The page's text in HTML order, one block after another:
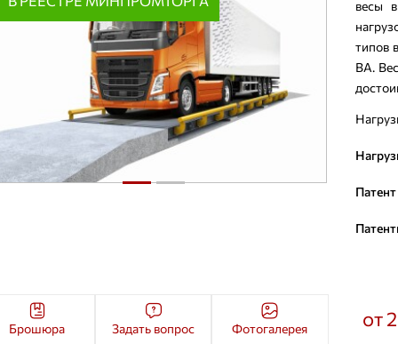
весы
типов
ВА.
Брошюра Задать вопрос Фотогалерея от